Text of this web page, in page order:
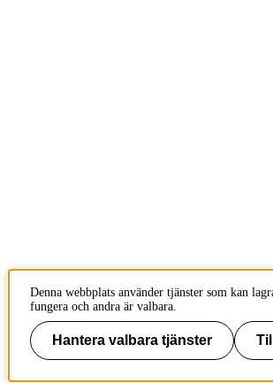
Denna webbplats använder tjänster som kan
fungera och andra är valbara.
Hantera valbara tjänster